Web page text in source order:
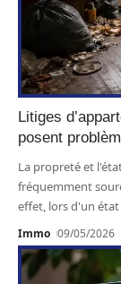
Litiges
posent
La propreté et
fréquemment
effet, lors d'un état
Immo 09/05/2026